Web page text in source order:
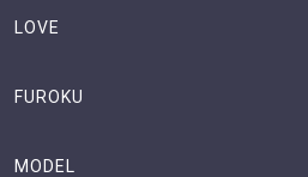
LOVE
FUROKU
MODEL